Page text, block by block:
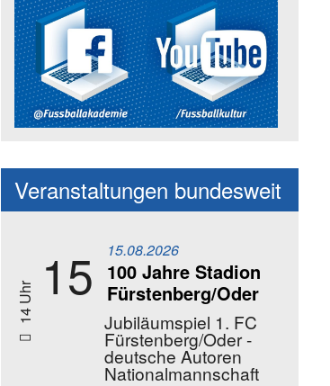
Social Media Kanäle der
Veranstaltungen bundesweit
14 Uhr 15 15.08.2026
100 Jahre Stadion
Fürstenberg/Oder
Jubiläumspiel 1. FC
Fürstenberg/Oder -
deutsche Autoren
Nationalmannschaft